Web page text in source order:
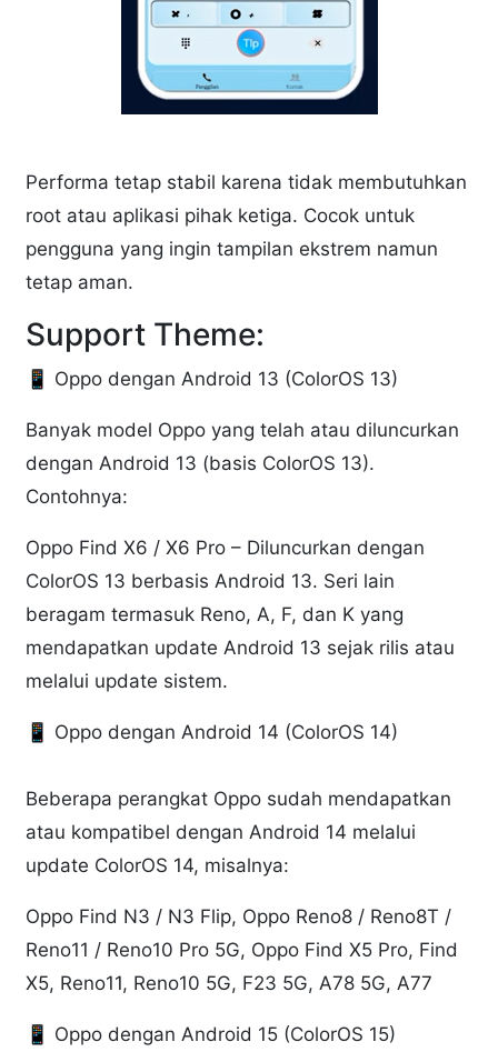
Performa tetap stabil karena tidak membutuhkan
root atau aplikasi pihak ketiga. Cocok untuk
pengguna yang ingin tampilan ekstrem namun
tetap aman.
Support Theme:
📱 Oppo dengan Android 13 (ColorOS 13)
Banyak model Oppo yang telah atau diluncurkan
dengan Android 13 (basis ColorOS 13).
Contohnya:
Oppo Find X6 / X6 Pro – Diluncurkan dengan
ColorOS 13 berbasis Android 13. Seri lain
beragam termasuk Reno, A, F, dan K yang
mendapatkan update Android 13 sejak rilis atau
melalui update sistem.
📱 Oppo dengan Android 14 (ColorOS 14)
Beberapa perangkat Oppo sudah mendapatkan
atau kompatibel dengan Android 14 melalui
update ColorOS 14, misalnya:
Oppo Find N3 / N3 Flip, Oppo Reno8 / Reno8T /
Reno11 / Reno10 Pro 5G, Oppo Find X5 Pro, Find
X5, Reno11, Reno10 5G, F23 5G, A78 5G, A77
📱 Oppo dengan Android 15 (ColorOS 15)